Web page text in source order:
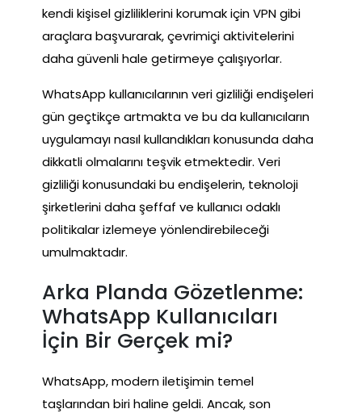
kendi kişisel gizliliklerini korumak için VPN gibi
araçlara başvurarak, çevrimiçi aktivitelerini
daha güvenli hale getirmeye çalışıyorlar.
WhatsApp kullanıcılarının veri gizliliği endişeleri
gün geçtikçe artmakta ve bu da kullanıcıların
uygulamayı nasıl kullandıkları konusunda daha
dikkatli olmalarını teşvik etmektedir. Veri
gizliliği konusundaki bu endişelerin, teknoloji
şirketlerini daha şeffaf ve kullanıcı odaklı
politikalar izlemeye yönlendirebileceği
umulmaktadır.
Arka Planda Gözetlenme:
WhatsApp Kullanıcıları
İçin Bir Gerçek mi?
WhatsApp, modern iletişimin temel
taşlarından biri haline geldi. Ancak, son